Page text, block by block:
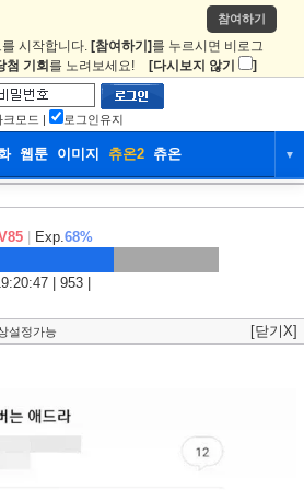
참여하기
시작합니다. [참여하기] 를 누르시면 비로그
첨 기회 를 노려보세요! [다시보지 않기 ]
크모드 | 로그인유지
웹툰 이미지 츄온2 츄온 ▼
지 Exp.68%
| 953 |
설정가능 [닫기X]